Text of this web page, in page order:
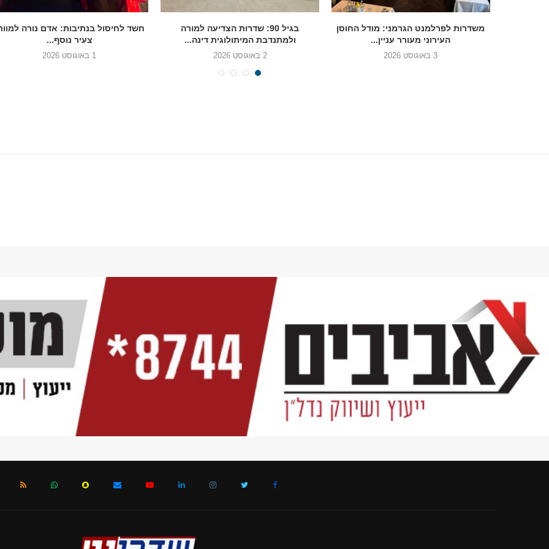
משדרות לפרלמנט הגרמני: מודל החוסן
העירוני מעורר עניין...
3 באוגוסט 2026
בגיל 90: שדרות הצדיעה למורה
ולמתנדבת המיתולוגית דינה...
2 באוגוסט 2026
חשד לחיסול בנתיבות: אדם נורה
צעיר נוסף...
1 באוגוסט 2026